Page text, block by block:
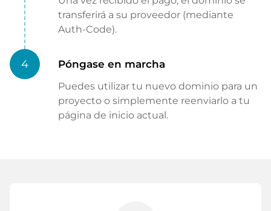
transferirá a su proveedor (mediante
Auth-Code).
4 Póngase en marcha
Puedes utilizar tu nuevo dominio para un
proyecto o simplemente reenviarlo a tu
página de inicio actual.